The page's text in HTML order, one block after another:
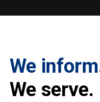
We
We serve.